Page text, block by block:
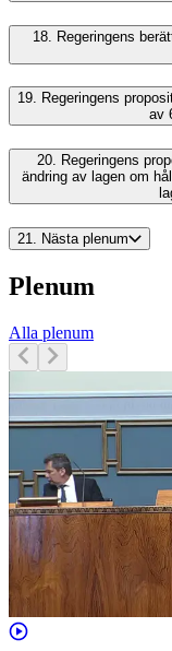
18. Regeringens
19. Regeringens
av
20.
Regeringens
ändring av lagen om
21. Nästa plenum
Plenum
Alla plenum